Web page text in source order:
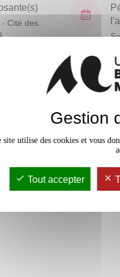
- Cité des
Gestion
site utilise des cookies et vous
Tout accepter